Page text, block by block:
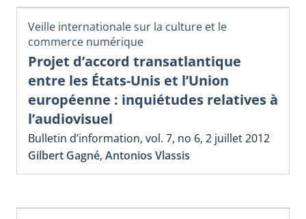
Veille internationale sur la culture et le
commerce numérique
Projet d’accord transatlantique
entre les États-Unis et l’Union
européenne : inquiétudes relatives à
l’audiovisuel
Bulletin d’information, vol. 7, no 6, 2 juillet 2012
Gilbert Gagné, Antonios Vlassis